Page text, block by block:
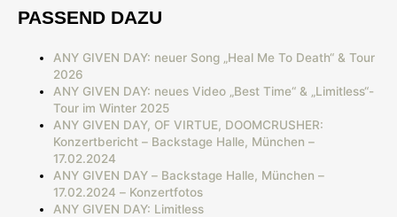
PASSEND DAZU
ANY GIVEN DAY: neuer Song „Heal Me To Death“ & Tour
2026
ANY GIVEN DAY: neues Video „Best Time“ & „Limitless“-
Tour im Winter 2025
ANY GIVEN DAY, OF VIRTUE, DOOMCRUSHER:
Konzertbericht – Backstage Halle, München –
17.02.2024
ANY GIVEN DAY – Backstage Halle, München –
17.02.2024 – Konzertfotos
ANY GIVEN DAY: Limitless